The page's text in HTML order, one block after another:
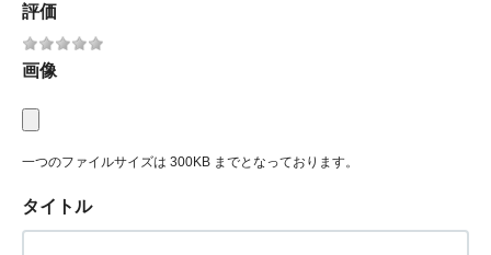
評価
画像
一つのファイルサイズは 300KB までとなっております。
タイトル